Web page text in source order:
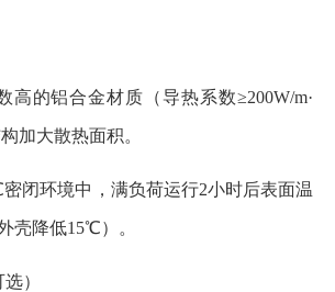
高的铝合金材质（导热系数≥200W/m·
加大散热面积。
闭环境中，满负荷运行2小时后表面温
壳降低15℃）。
）